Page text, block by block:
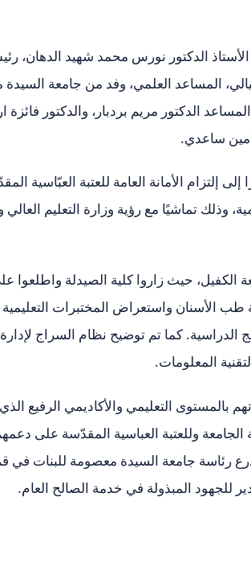
2023/12/30، أستقبل الأستاذ الدكتور نورس محمد شهيد
المساعد العلمي، وفد من جامعة
الدكتور مریم بردبار، والدكتور فائزة
أمين ساعدي.
إلتزام الأمانة العامة للعتبة العبّاسية
وذلك تماشيًا مع رؤية وزارة التعليم
حيث زاروا كلية الصيدلة واطلعوا
طب الأسنان واستعراض المختبرات التعليمية
الدراسية. كما تم توضيح نظام السراج
المعلومات.
بالمستوى التعليمي والأكاديمي الرفيع
وللعتبة العباسية المقدّسة على
درع رئاسة جامعة السيدة معصومة للبنات في
للجهود المبذولة في خدمة الصالح العام.